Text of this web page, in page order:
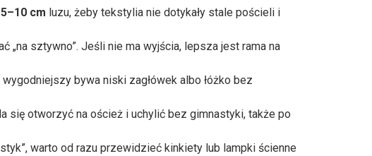
5–10 cm luzu, żeby tekstylia nie dotykały stale pościeli i
„na sztywno”. Jeśli nie ma wyjścia, lepsza jest rama na
bywa niski zagłówek albo łóżko bez
się otworzyć na oścież i uchylić bez gimnastyki, także po
warto od razu przewidzieć kinkiety lub lampki ścienne